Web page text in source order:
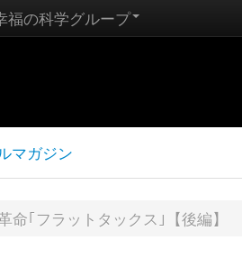
福の科学グループ
マガジン
｢フラットタックス｣【後編】